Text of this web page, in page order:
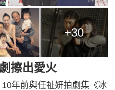
+30
擦出愛火
年前與任祉妍拍劇集《冰